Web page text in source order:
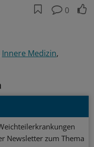
0
Innere Medizin
Newsletter zum Thema